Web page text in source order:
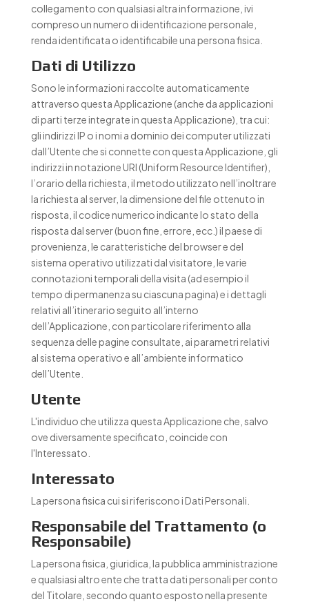
collegamento con qualsiasi altra informazione, ivi
compreso un numero di identificazione personale,
renda identificata o identificabile una persona fisica.
Dati di Utilizzo
Sono le informazioni raccolte automaticamente
attraverso questa Applicazione (anche da applicazioni
di parti terze integrate in questa Applicazione), tra cui:
gli indirizzi IP o i nomi a dominio dei computer utilizzati
dall’Utente che si connette con questa Applicazione, gli
indirizzi in notazione URI (Uniform Resource Identifier),
l’orario della richiesta, il metodo utilizzato nell’inoltrare
la richiesta al server, la dimensione del file ottenuto in
risposta, il codice numerico indicante lo stato della
risposta dal server (buon fine, errore, ecc.) il paese di
provenienza, le caratteristiche del browser e del
sistema operativo utilizzati dal visitatore, le varie
connotazioni temporali della visita (ad esempio il
tempo di permanenza su ciascuna pagina) e i dettagli
relativi all’itinerario seguito all’interno
dell’Applicazione, con particolare riferimento alla
sequenza delle pagine consultate, ai parametri relativi
al sistema operativo e all’ambiente informatico
dell’Utente.
Utente
L'individuo che utilizza questa Applicazione che, salvo
ove diversamente specificato, coincide con
l'Interessato.
Interessato
La persona fisica cui si riferiscono i Dati Personali.
Responsabile del Trattamento (o
Responsabile)
La persona fisica, giuridica, la pubblica amministrazione
e qualsiasi altro ente che tratta dati personali per conto
del Titolare, secondo quanto esposto nella presente